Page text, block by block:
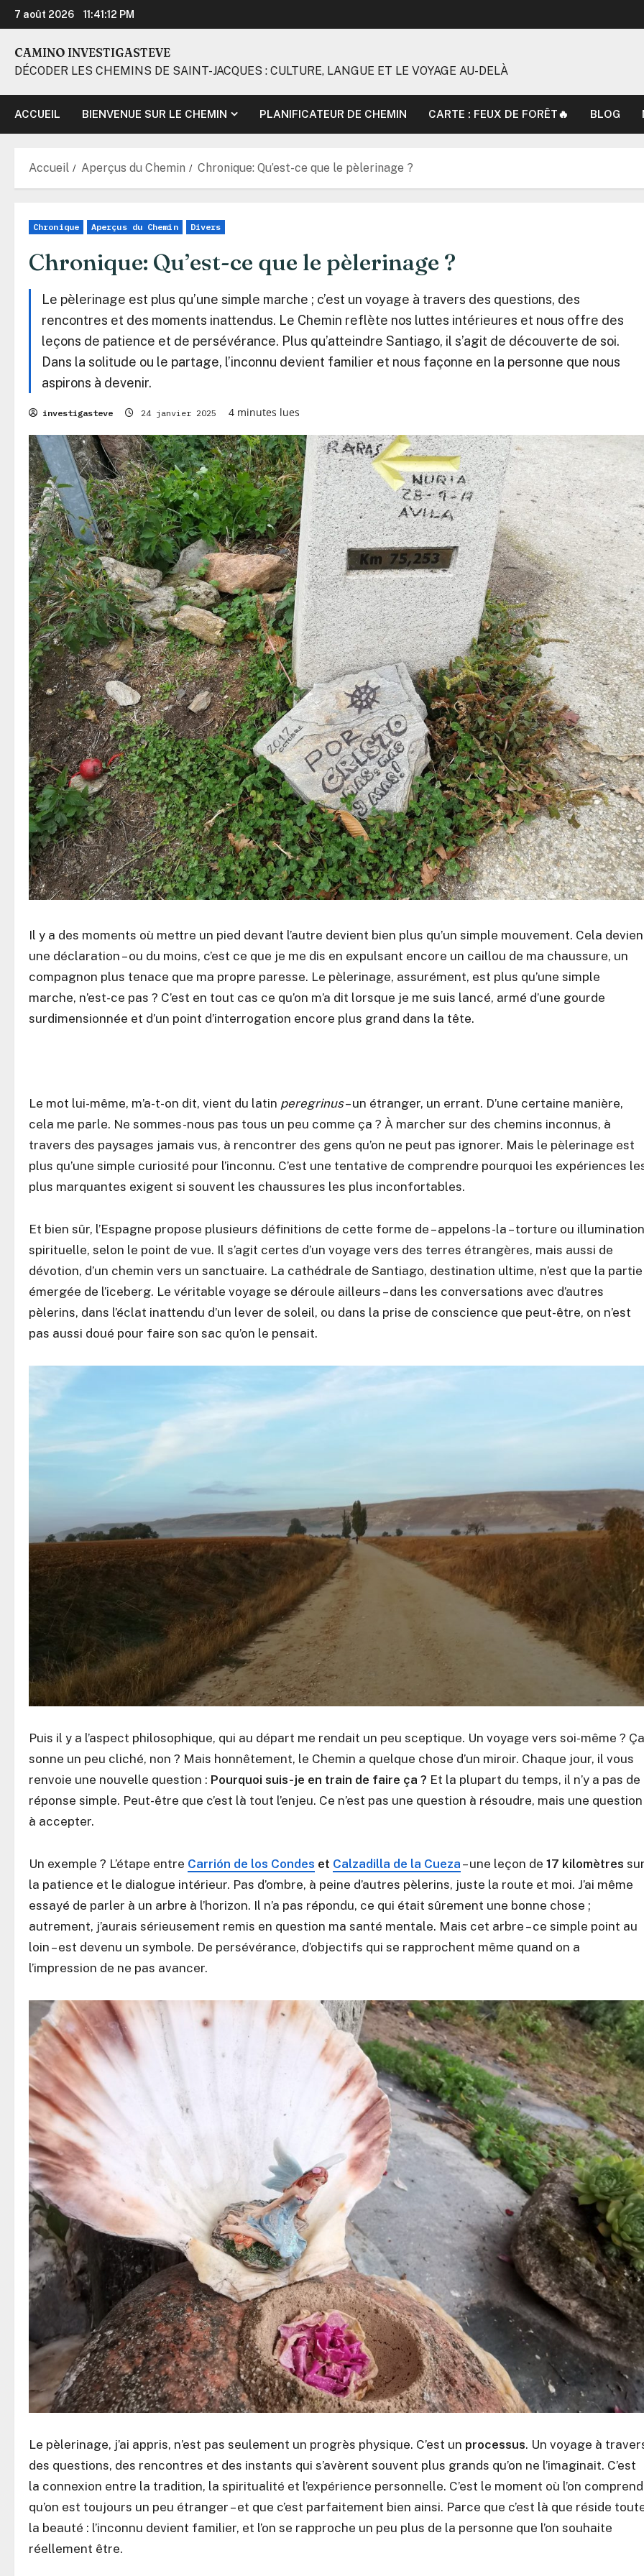
Aller
au
contenu
7 août 2026 11:41:14 PM
CAMINO INVESTIGASTEVE
DÉCODER LES CHEMINS DE SAINT-JACQUES : CULTURE, LANGUE ET LE VOYAGE AU-DELÀ
ACCUEIL BIENVENUE SUR LE CHEMIN PLANIFICATEUR DE CHEMIN CARTE : FEUX DE FORÊT🔥 BLOG
Accueil Aperçus du Chemin Chronique: Qu’est-ce que le pèlerinage ?
Chronique Aperçus du Chemin Divers
Chronique: Qu’est-ce que le pèlerinage ?
Le pèlerinage est plus qu’une simple marche ; c’est un voyage à travers des questions, des
rencontres et des moments inattendus. Le Chemin reflète nos luttes intérieures et nous offre des
leçons de patience et de persévérance. Plus qu’atteindre Santiago, il s’agit de découverte de soi.
Dans la solitude ou le partage, l’inconnu devient familier et nous façonne en la personne que nous
aspirons à devenir.
investigasteve 24 janvier 2025 4 minutes lues
Il y a des moments où mettre un pied devant l’autre devient bien plus qu’un simple mouvement. Cela
une déclaration – ou du moins, c’est ce que je me dis en expulsant encore un caillou de ma chaussure, un
compagnon plus tenace que ma propre paresse. Le pèlerinage, assurément, est plus qu’une simple
marche, n’est-ce pas ? C’est en tout cas ce qu’on m’a dit lorsque je me suis lancé, armé d’une gourde
surdimensionnée et d’un point d’interrogation encore plus grand dans la tête.
Le mot lui-même, m’a-t-on dit, vient du latin peregrinus– un étranger, un errant. D’une certaine manière,
cela me parle. Ne sommes-nous pas tous un peu comme ça ? À marcher sur des chemins inconnus, à
travers des paysages jamais vus, à rencontrer des gens qu’on ne peut pas ignorer. Mais le pèlerinage est
plus qu’une simple curiosité pour l’inconnu. C’est une tentative de comprendre pourquoi les expériences
plus marquantes exigent si souvent les chaussures les plus inconfortables.
Et bien sûr, l’Espagne propose plusieurs définitions de cette forme de – appelons-la – torture ou illumination
spirituelle, selon le point de vue. Il s’agit certes d’un voyage vers des terres étrangères, mais aussi de
dévotion, d’un chemin vers un sanctuaire. La cathédrale de Santiago, destination ultime, n’est que la partie
émergée de l’iceberg. Le véritable voyage se déroule ailleurs – dans les conversations avec d’autres
pèlerins, dans l’éclat inattendu d’un lever de soleil, ou dans la prise de conscience que peut-être, on n’est
pas aussi doué pour faire son sac qu’on le pensait.
Puis il y a l’aspect philosophique, qui au départ me rendait un peu sceptique. Un voyage vers soi-même ? Ça
sonne un peu cliché, non ? Mais honnêtement, le Chemin a quelque chose d’un miroir. Chaque jour, il vous
renvoie une nouvelle question : Pourquoi suis-je en train de faire ça ? Et la plupart du temps, il n’y a pas de
réponse simple. Peut-être que c’est là tout l’enjeu. Ce n’est pas une question à résoudre, mais une question
à accepter.
Un exemple ? L’étape entre Carrión de los Condes et Calzadilla de la Cueza – une leçon de 17 kilomètres
la patience et le dialogue intérieur. Pas d’ombre, à peine d’autres pèlerins, juste la route et moi. J’ai même
essayé de parler à un arbre à l’horizon. Il n’a pas répondu, ce qui était sûrement une bonne chose ;
autrement, j’aurais sérieusement remis en question ma santé mentale. Mais cet arbre – ce simple point au
loin – est devenu un symbole. De persévérance, d’objectifs qui se rapprochent même quand on a
l’impression de ne pas avancer.
Le pèlerinage, j’ai appris, n’est pas seulement un progrès physique. C’est un processus. Un voyage à
des questions, des rencontres et des instants qui s’avèrent souvent plus grands qu’on ne l’imaginait. C’est
la connexion entre la tradition, la spiritualité et l’expérience personnelle. C’est le moment où l’on comprend
qu’on est toujours un peu étranger – et que c’est parfaitement bien ainsi. Parce que c’est là que réside
la beauté : l’inconnu devient familier, et l’on se rapproche un peu plus de la personne que l’on souhaite
réellement être.